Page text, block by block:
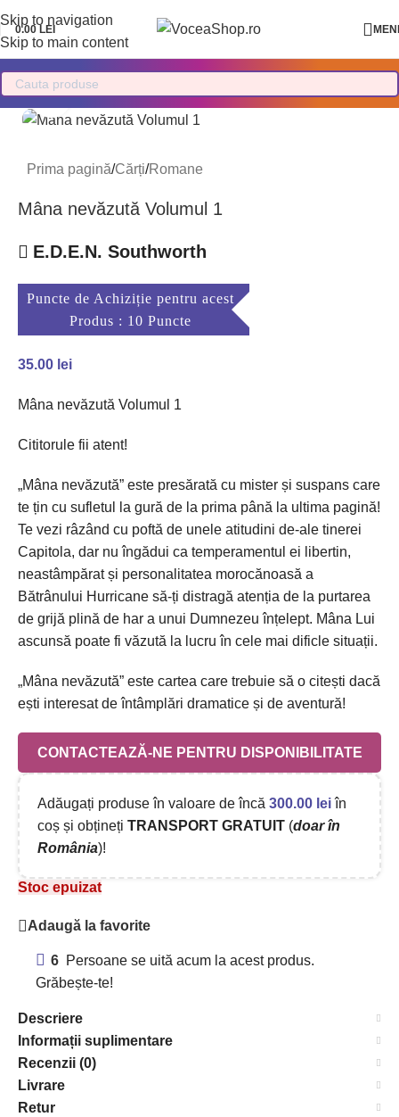
Skip to navigation
Skip to main content
0.00LEI
Mărește imaginea
Prima pagină/Cărți/Romane
Mâna nevăzută Volumul 1
E.D.E.N. Southworth
Puncte de Achiziție pentru acest
Produs : 10 Puncte
35.00 lei
Mâna nevăzută Volumul 1
Cititorule fii atent!
„Mâna nevăzută” este presărată cu mister și suspans care
te țin cu sufletul la gură de la prima până la ultima pagină!
Te vezi râzând cu poftă de unele atitudini de-ale tinerei
Capitola, dar nu îngădui ca temperamentul ei libertin,
neastâmpărat și personalitatea morocănoasă a
Bătrânului Hurricane să-ți distragă atenția de la purtarea
de grijă plină de har a unui Dumnezeu înțelept. Mâna Lui
ascunsă poate fi văzută la lucru în cele mai dificle situații.
„Mâna nevăzută” este cartea care trebuie să o citești dacă
ești interesat de întâmplări dramatice și de aventură!
CONTACTEAZĂ-NE PENTRU DISPONIBILITATE
Adăugați produse în valoare de încă 300.00 leiîn
coș și obțineți TRANSPORT GRATUIT (doar în
România)!
Stoc epuizat
Adaugă la favorite
6 Persoane se uită acum la acest produs.
Grăbește-te!
Descriere
Informații suplimentare
Recenzii (0)
Livrare
Retur